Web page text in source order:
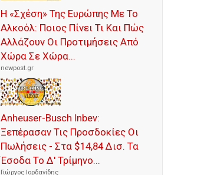
Η «Σχέση» Της Ευρώπης Με Το
Αλκοόλ: Ποιος Πίνει Τι Και Πώς
Αλλάζουν Οι Προτιμήσεις Από
Χώρα Σε Χώρα...
newpost.gr
Anheuser-Busch Inbev:
Ξεπέρασαν Τις Προσδοκίες Οι
Πωλήσεις - Στα $14,84 Δισ. Τα
Έσοδα Το Δ' Τρίμηνο...
Γιώργος Ιορδανίδης